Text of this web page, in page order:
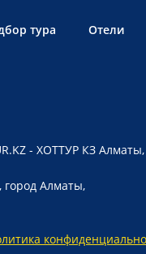
тура Отели
- ХОТТУР КЗ
город Алматы,